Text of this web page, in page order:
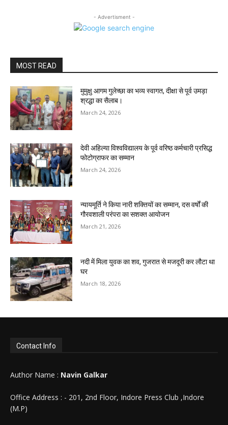
- Advertisment -
MOST READ
मुमुक्षु आगम गुलेच्छा का भव्य स्वागत, दीक्षा से पूर्व उमड़ा
श्रद्धा का सैलाब।
March 24, 2026
देवी अहिल्या विश्वविद्यालय के पूर्व वरिष्ठ कर्मचारी प्रसिद्ध
फोटोग्राफर का सम्मान
March 24, 2026
न्यायमूर्ति ने किया नारी शक्तियों का सम्मान, दस वर्षों की
गौरवशाली परंपरा का सशक्त आयोजन
March 21, 2026
नदी में मिला युवक का शव, गुजरात से मजदूरी कर लौटा था
घर
March 18, 2026
Contact Info
Author Name : Navin Galkar
Office Address : - 201, 2nd Floor, Indore Press Club ,Indore
(M.P)